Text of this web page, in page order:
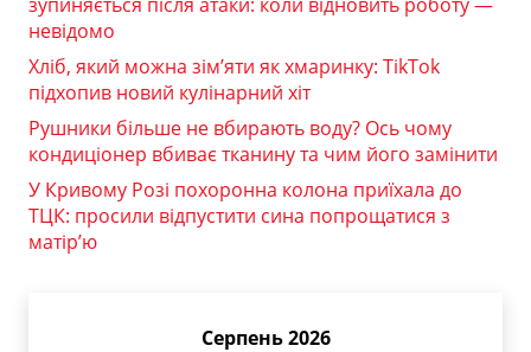
невідомо
Хліб, який можна зім’яти як хмаринку: TikTok
підхопив новий кулінарний хіт
Рушники більше не вбирають воду? Ось чому
кондиціонер вбиває тканину та чим його замінити
У Кривому Розі похоронна колона приїхала до
ТЦК: просили відпустити сина попрощатися з
матір’ю
Серпень 2026